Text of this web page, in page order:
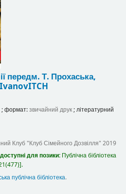
передм. Т. Прохаська,
; формат:звичайний друк; літературний
Клуб "Клуб Сімейного Дозвілля" 2019
для позики: Публічна бібліотека
.
публічна бібліотека.